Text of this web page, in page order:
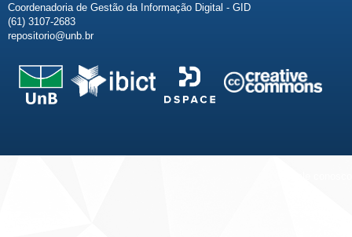
Coordenadoria de Gestão da Informação Digital - GID
(61) 3107-2683
repositorio@unb.br